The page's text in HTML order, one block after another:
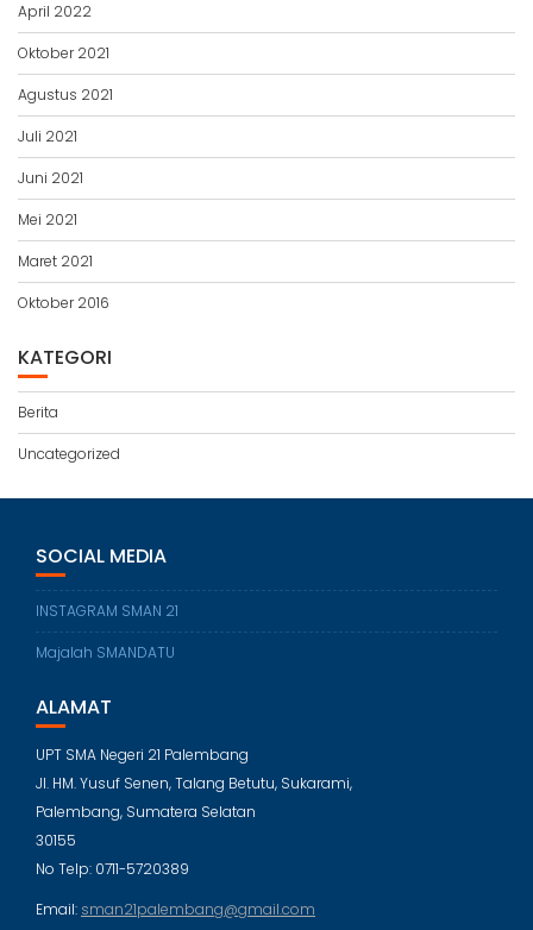
April 2022
Oktober 2021
Agustus 2021
Juli 2021
Juni 2021
Mei 2021
Maret 2021
Oktober 2016
KATEGORI
Berita
Uncategorized
SOCIAL MEDIA
INSTAGRAM SMAN 21
Majalah SMANDATU
ALAMAT
UPT SMA Negeri 21 Palembang
Jl. HM. Yusuf Senen, Talang Betutu, Sukarami,
Palembang, Sumatera Selatan
30155
No Telp: 0711-5720389
Email: sman21palembang@gmail.com